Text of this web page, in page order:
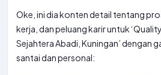
Oke, ini dia konten detail tentang
kerja, dan peluang karir untuk
Sejahtera Abadi, Kuningan’ dengan
santai dan personal: